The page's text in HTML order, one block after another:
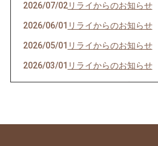
2026/07/02リライからのお知らせ
2026/06/01 リライからのお知らせ
2026/05/01 リライからのお知らせ
2026/03/01 リライからのお知らせ
2026/02/01リライからのお知らせ
2025/12/01リライからのお知らせ